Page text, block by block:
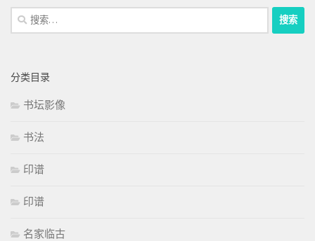
搜
索：
分类目录
书坛影像
书法
印谱
印谱
名家临古